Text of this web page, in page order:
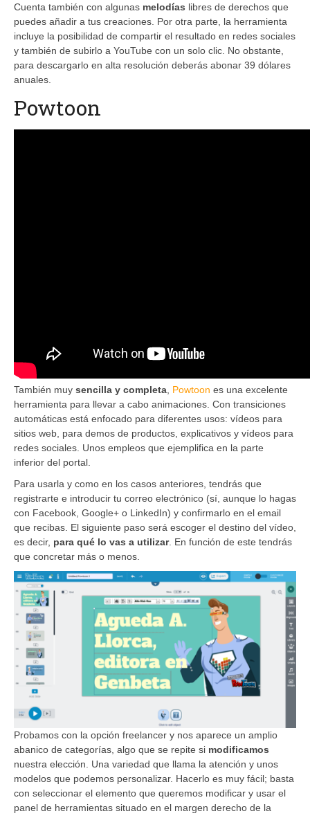
Cuenta también con algunas melodías libres de derechos que
puedes añadir a tus creaciones. Por otra parte, la herramienta
incluye la posibilidad de compartir el resultado en redes sociales
y también de subirlo a YouTube con un solo clic. No obstante,
para descargarlo en alta resolución deberás abonar 39 dólares
anuales.
Powtoon
También muy sencilla y completa Powtoon es una excelente
herramienta para llevar a cabo animaciones. Con transiciones
automáticas está enfocado para diferentes usos: vídeos para
sitios web, para demos de productos, explicativos y vídeos para
redes sociales. Unos empleos que ejemplifica en la parte
inferior del portal.
Para usarla y como en los casos anteriores, tendrás que
registrarte e introducir tu correo electrónico (sí, aunque lo hagas
con Facebook, Google+ o LinkedIn) y confirmarlo en el email
que recibas. El siguiente paso será escoger el destino del vídeo,
es decir, para qué lo vas a utilizar. En función de este tendrás
que concretar más o menos.
Probamos con la opción freelancer y nos aparece un amplio
abanico de categorías, algo que se repite si modificamos
nuestra elección. Una variedad que llama la atención y unos
modelos que podemos personalizar. Hacerlo es muy fácil; basta
con seleccionar el elemento que queremos modificar y usar el
panel de herramientas situado en el margen derecho de la